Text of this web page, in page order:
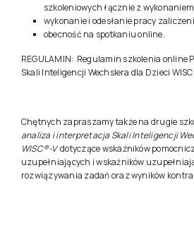
szkoleniowych łącznie z
wykonanie i odesłanie pracy
obecność na spotkaniu online.
REGULAMIN: Regulamin szkolenia online
Skali Inteligencji Wechslera dla Dzieci
Chętnych zapraszamy także na drugie
analiza i interpretacja Skali Inteligencji
WISC®-Vdotyczące wskaźników
uzupełniających i wskaźników
rozwiązywania zadań oraz wyników